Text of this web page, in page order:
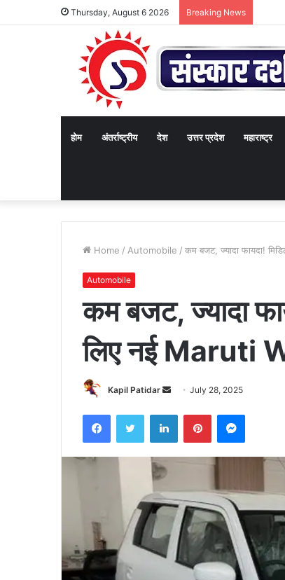
Thursday, August 6 2026 Breaking News
होम अंतर्राष्ट्रीय देश उत्तर प्रदेश महाराष्ट्र
Home / Automobile / कम बजट, ज्यादा फायदा!
Automobile
कम बजट, ज्यादा
लिए नई Maruti
Kapil Patidar
SendJuly 28, 2025
FacebookTwitter LinkedInPinterest